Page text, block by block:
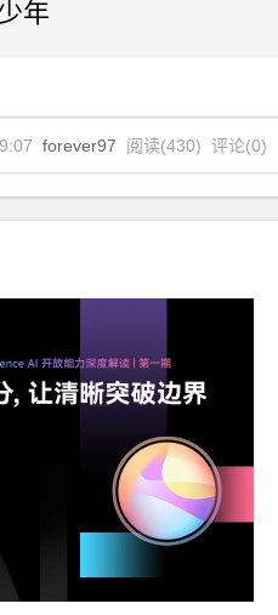
年
forever97 阅读(430) 评论(0)